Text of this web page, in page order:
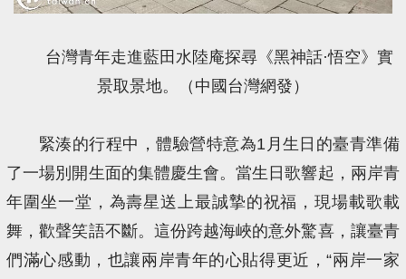
台灣青年走進藍田水陸庵探尋《黑神話·悟空》實
景取景地。（中國台灣網發）
緊湊的行程中，體驗營特意為1月生日的臺青準備
了一場別開生面的集體慶生會。當生日歌響起，兩岸青
年圍坐一堂，為壽星送上最誠摯的祝福，現場載歌載
舞，歡聲笑語不斷。這份跨越海峽的意外驚喜，讓臺青
們滿心感動，也讓兩岸青年的心貼得更近，“兩岸一家